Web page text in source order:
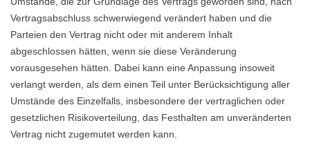
Vertragsabschluss schwerwiegend verändert haben und die
Parteien den Vertrag nicht oder mit anderem Inhalt
abgeschlossen hätten, wenn sie diese Veränderung
vorausgesehen hätten. Dabei kann eine Anpassung insoweit
verlangt werden, als dem einen Teil unter Berücksichtigung aller
Umstände des Einzelfalls, insbesondere der vertraglichen oder
gesetzlichen Risikoverteilung, das Festhalten am unveränderten
Vertrag nicht zugemutet werden kann.